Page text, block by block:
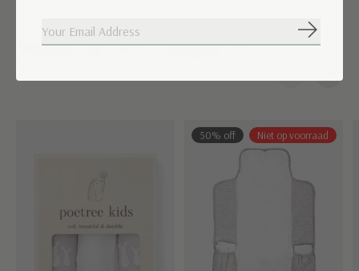
Maak de set compleet
50% off Niet op voorraad
Abonneer